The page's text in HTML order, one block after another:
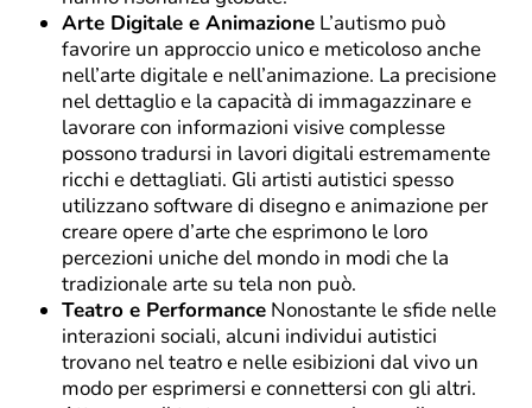
Arte Digitale e Animazione L’autismo può
favorire un approccio unico e meticoloso anche
nell’arte digitale e nell’animazione. La precisione
nel dettaglio e la capacità di immagazzinare e
lavorare con informazioni visive complesse
possono tradursi in lavori digitali estremamente
ricchi e dettagliati. Gli artisti autistici spesso
utilizzano software di disegno e animazione per
creare opere d’arte che esprimono le loro
percezioni uniche del mondo in modi che la
tradizionale arte su tela non può.
Teatro e Performance Nonostante le sfide nelle
interazioni sociali, alcuni individui autistici
trovano nel teatro e nelle esibizioni dal vivo un
modo per esprimersi e connettersi con gli altri.